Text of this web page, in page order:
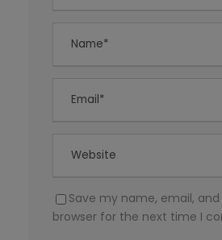
Save my name, email,
browser for the next time I